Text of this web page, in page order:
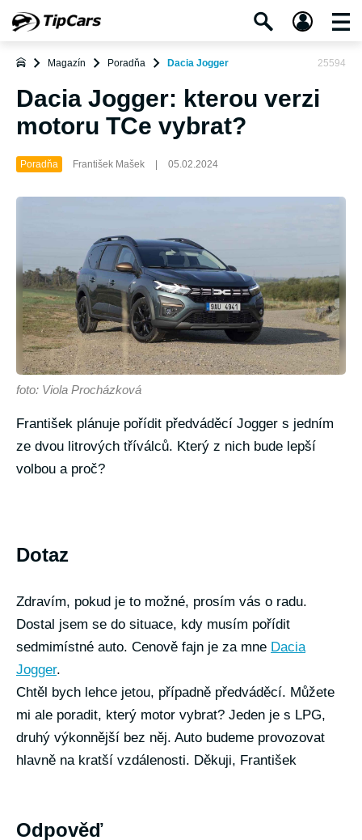
Magazín Poradňa Dacia Jogger 25594
Dacia Jogger: kterou verzi
motoru TCe vybrat?
Poradňa František Mašek 05.02.2024
foto: Viola Procházková
František plánuje pořídit předváděcí Jogger s jedním
ze dvou litrových tříválců. Který z nich bude lepší
volbou a proč?
Dotaz
Zdravím, pokud je to možné, prosím vás o radu.
Dostal jsem se do situace, kdy musím pořídit
sedmimístné auto. Cenově fajn je za mne Dacia
Jogger.
Chtěl bych lehce jetou, případně předváděcí. Můžete
mi ale poradit, který motor vybrat? Jeden je s LPG,
druhý výkonnější bez něj. Auto budeme provozovat
hlavně na kratší vzdálenosti. Děkuji, František
Odpověď